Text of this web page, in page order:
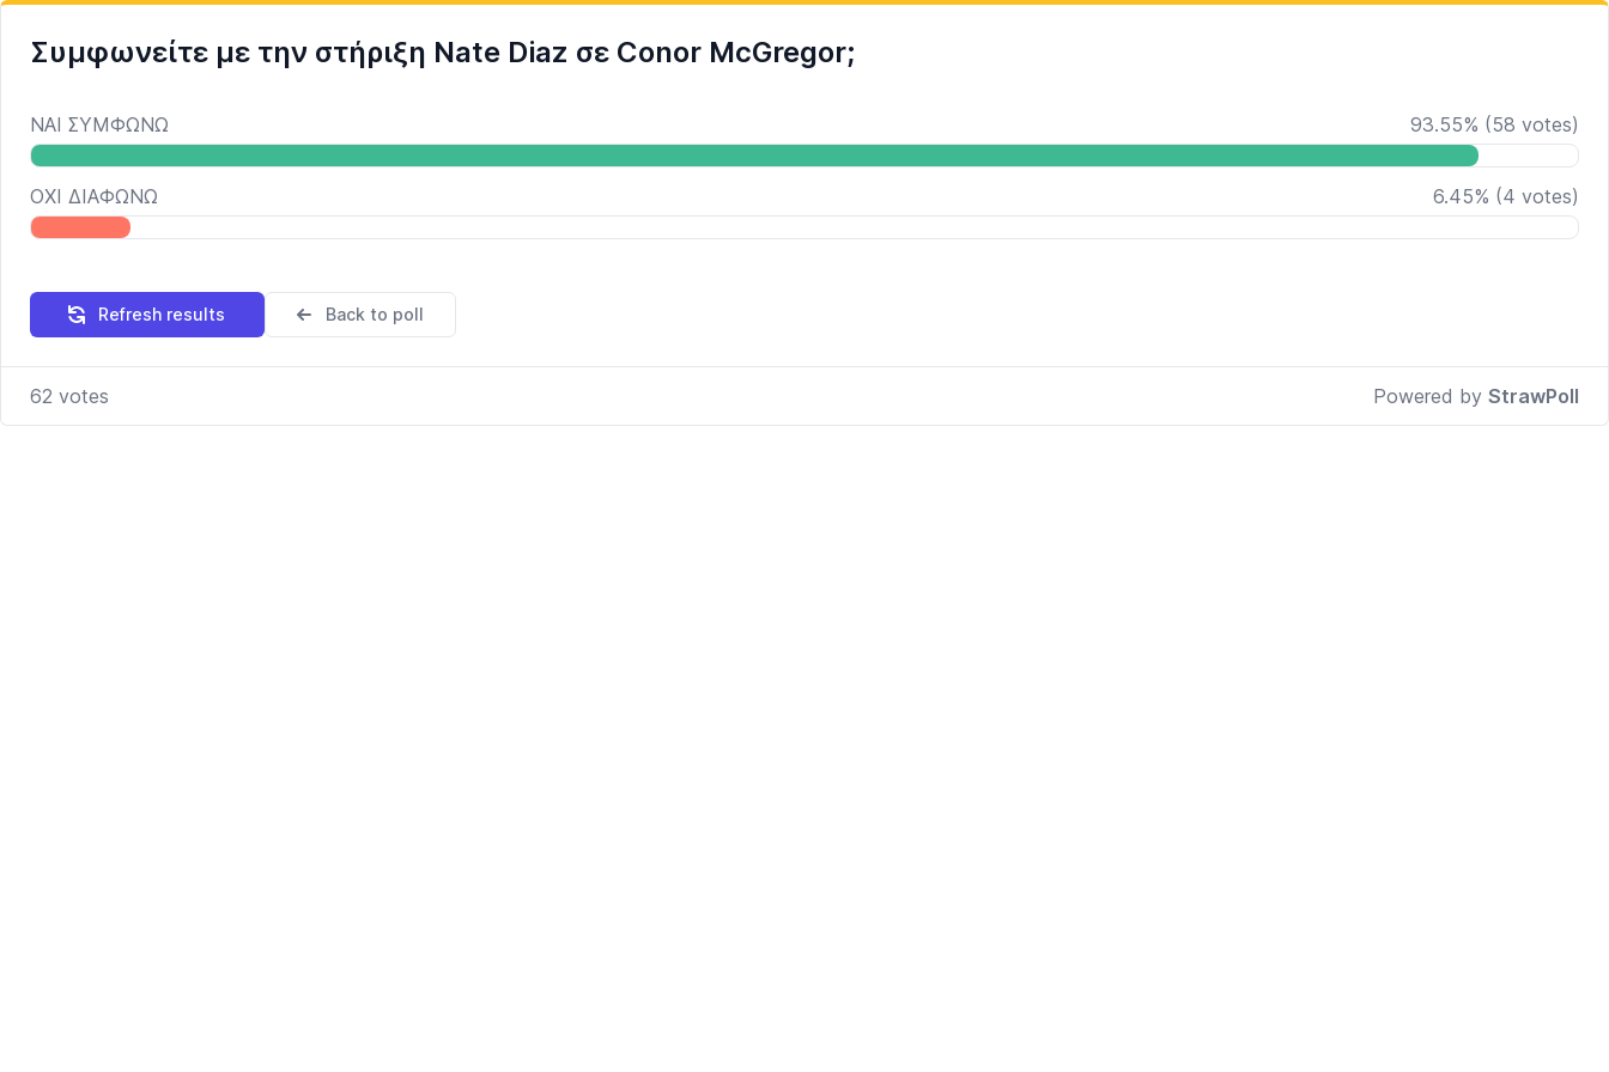
Συμφωνείτε με την στήριξη Nate Diaz σε Conor McGregor;
ΝΑΙ ΣΥΜΦΩΝΩ 93.55% (58 votes)
ΟΧΙ ΔΙΑΦΩΝΩ 6.45% (4 votes)
Refresh results Back to poll
62 votes Powered by StrawPoll